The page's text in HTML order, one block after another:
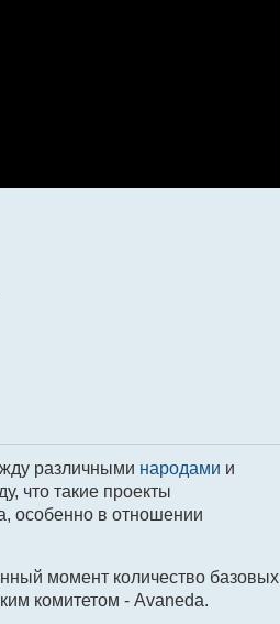
различными народами и
что такие проекты
особенно в отношении
момент количество базовых
комитетом - Avaneda.